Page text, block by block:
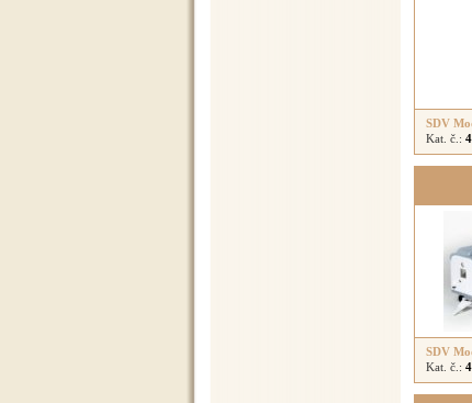
SDV
Kat. č.:
SDV
Kat. č.: